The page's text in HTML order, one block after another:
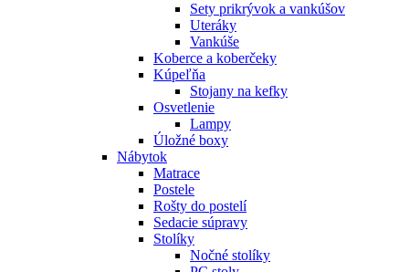
Sety prikrývok a vankúšov
Uteráky
Vankúše
Koberce a koberčeky
Kúpeľňa
Stojany na kefky
Osvetlenie
Lampy
Úložné boxy
Nábytok
Matrace
Postele
Rošty do postelí
Sedacie súpravy
Stolíky
Nočné stolíky